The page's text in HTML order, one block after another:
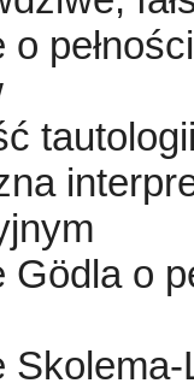
o
Gödla o